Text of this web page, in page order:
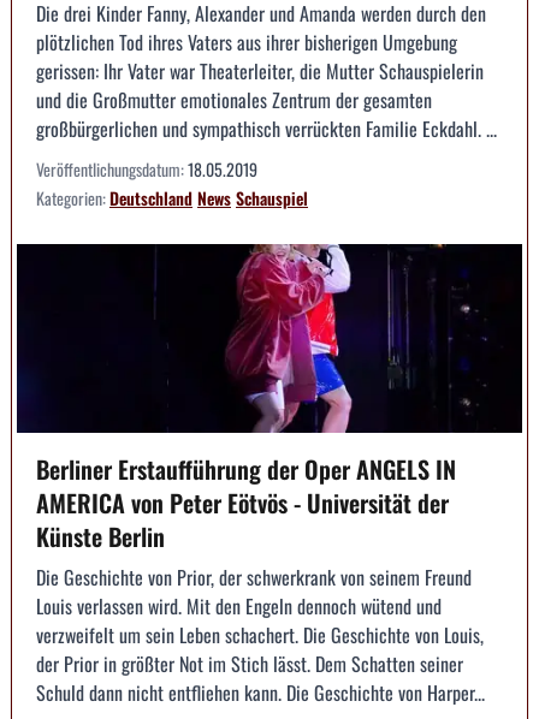
Die drei Kinder Fanny, Alexander und Amanda werden durch den
plötzlichen Tod ihres Vaters aus ihrer bisherigen Umgebung
gerissen: Ihr Vater war Theaterleiter, die Mutter Schauspielerin
und die Großmutter emotionales Zentrum der gesamten
großbürgerlichen und sympathisch verrückten Familie Eckdahl. ...
Veröffentlichungsdatum:18.05.2019
Kategorien:DeutschlandNewsSchauspiel
Berliner Erstaufführung der Oper ANGELS IN
AMERICA von Peter Eötvös - Universität der
Künste Berlin
Die Geschichte von Prior, der schwerkrank von seinem Freund
Louis verlassen wird. Mit den Engeln dennoch wütend und
verzweifelt um sein Leben schachert. Die Geschichte von Louis,
der Prior in größter Not im Stich lässt. Dem Schatten seiner
Schuld dann nicht entfliehen kann. Die Geschichte von Harper...